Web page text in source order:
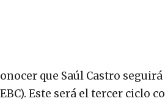
que Saúl Castro
Este será el tercer ciclo